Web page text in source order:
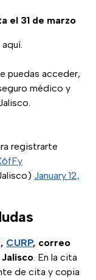
el 31 de marzo
puedas acceder,
médico y
registrarte
January 12,
CURP, correo
. En la cita
de cita y copia